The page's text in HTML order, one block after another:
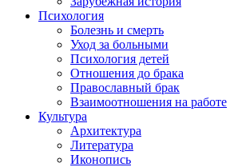
Психология
Болезнь и смерть
Уход за больными
Психология детей
Отношения до брака
Православный брак
Взаимоотношения на работе
Культура
Архитектура
Литература
Иконопись